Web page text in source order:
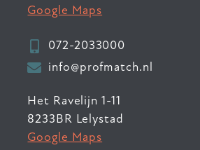
Google Maps
072-2033000
info@profmatch.nl
Het Ravelijn 1-11
8233BR Lelystad
Google Maps